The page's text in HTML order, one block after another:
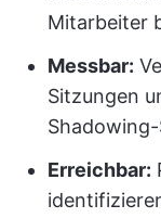
Mitarbeiter
Messbar:
Sitzungen
Erreichbar: